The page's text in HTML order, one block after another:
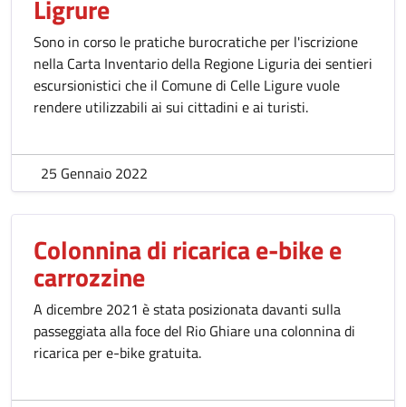
Ligrure
Sono in corso le pratiche burocratiche per l'iscrizione
nella Carta Inventario della Regione Liguria dei sentieri
escursionistici che il Comune di Celle Ligure vuole
rendere utilizzabili ai sui cittadini e ai turisti.
25 Gennaio 2022
Colonnina di ricarica e-bike e
carrozzine
A dicembre 2021 è stata posizionata davanti sulla
passeggiata alla foce del Rio Ghiare una colonnina di
ricarica per e-bike gratuita.